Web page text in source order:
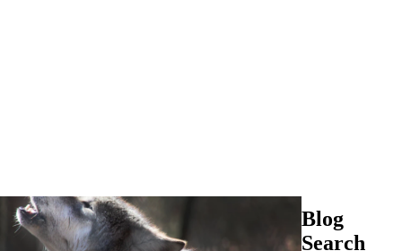
Blog
Search